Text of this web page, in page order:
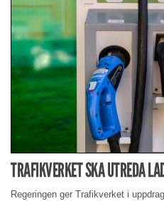
TRAFIKVERKET SKA UTREDA
Regeringen ger Trafikverket i